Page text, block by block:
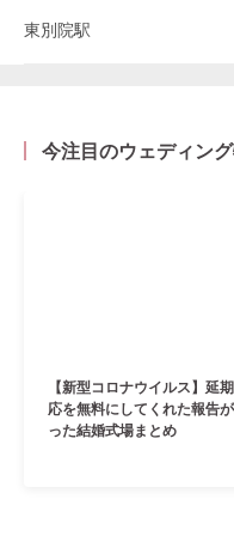
東別院駅
今注目のウェディン
【新型コロナウイルス】延
応を無料にしてくれた報告
った結婚式場まとめ